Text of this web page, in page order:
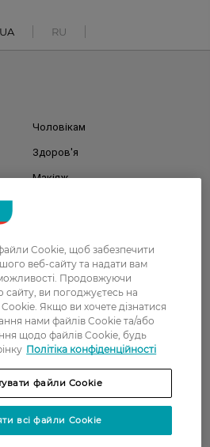
UA RU
Чоловікам
Здоров'я
Макіяж
Волосся
Дерматокосметика
Магазини
Подарункові сертифікати
Cookie, щоб забезпечити
веб-сайту та надати вам
Продовжуючи
ви погоджуєтесь на
Якщо ви хочете дізнатися
нами файлів Cookie та/або
щодо файлів Cookie, будь
Політіка конфіденційності
файли Cookie
всі файли Cookie